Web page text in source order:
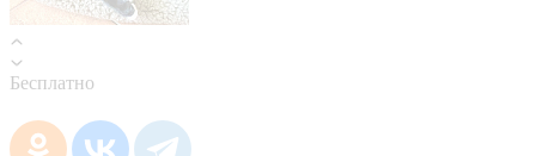
Бесплатно